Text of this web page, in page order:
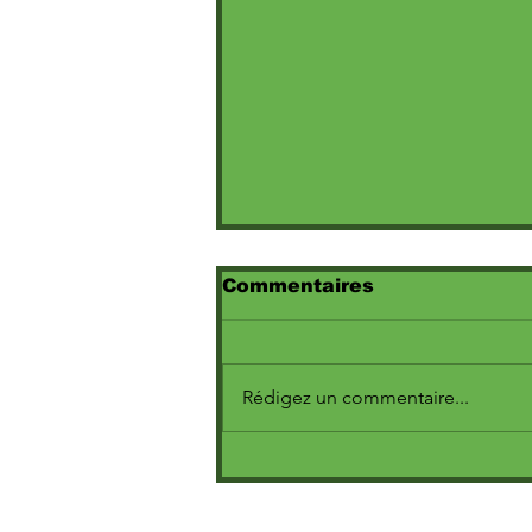
parcours,muay thaï et
Commentaires
Rédigez un commentaire...